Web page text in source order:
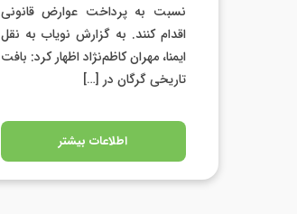
نسبت به پرداخت عوارض قانونی
اقدام کنند. به گزارش نویاب به نقل
ایمنا، مهران کاظم‌نژاد اظهار کرد: بافت
تاریخی گرگان در […]
اطلاعات بیشتر